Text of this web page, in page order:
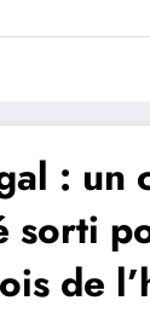
Trivela
: un
sorti
de